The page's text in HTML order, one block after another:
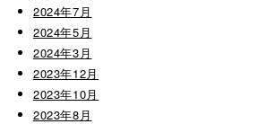
2024年7月
2024年5月
2024年3月
2023年12月
2023年10月
2023年8月